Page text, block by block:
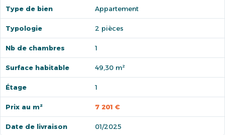
Type de bien Appartement
Typologie 2 pièces
Nb de chambres 1
Surface habitable 49,30 m²
Étage 1
Prix au m² 7 201 €
Date de livraison 01/2025